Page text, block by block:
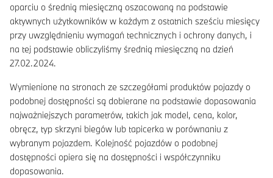
oparciu o średnią miesięczną oszacowaną na podstawie
aktywnych użytkowników w każdym z ostatnich sześciu miesięcy
przy uwzględnieniu wymagań technicznych i ochrony danych, i
na tej podstawie obliczyliśmy średnią miesięczną na dzień
27.02.2024.
Wymienione na stronach ze szczegółami produktów pojazdy o
podobnej dostępności są dobierane na podstawie dopasowania
najważniejszych parametrów, takich jak model, cena, kolor,
obręcz, typ skrzyni biegów lub tapicerka w porównaniu z
wybranym pojazdem. Kolejność pojazdów o podobnej
dostępności opiera się na dostępności i współczynniku
dopasowania.